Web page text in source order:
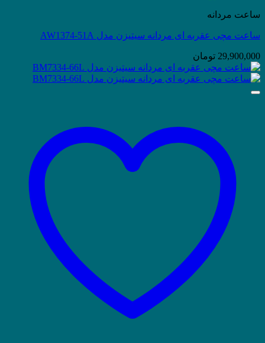
ساعت مردانه
ساعت مچی عقربه ای مردانه سیتیزن مدل AW1374-51A
29,900,000 تومان